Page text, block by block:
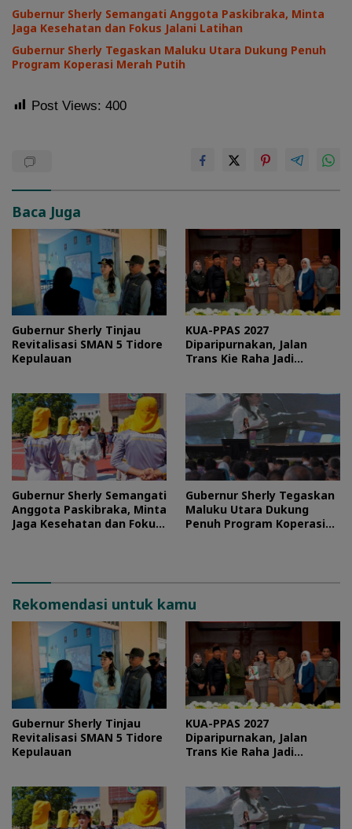
Gubernur Sherly Semangati Anggota Paskibraka, Minta
Jaga Kesehatan dan Fokus Jalani Latihan
Gubernur Sherly Tegaskan Maluku Utara Dukung Penuh
Program Koperasi Merah Putih
Post Views: 400
Baca Juga
Gubernur Sherly Tinjau
Revitalisasi SMAN 5 Tidore
Kepulauan
KUA-PPAS 2027
Diparipurnakan, Jalan
Trans Kie Raha Jadi
Gubernur Sherly Semangati
Anggota Paskibraka, Minta
Jaga Kesehatan dan Fokus
Gubernur Sherly Tegaskan
Maluku Utara Dukung
Penuh Program Koperasi
Rekomendasi untuk kamu
Gubernur Sherly Tinjau
Revitalisasi SMAN 5 Tidore
Kepulauan
KUA-PPAS 2027
Diparipurnakan, Jalan
Trans Kie Raha Jadi